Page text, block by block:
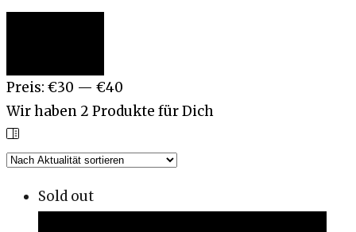
Preis: €30 — €40
Wir haben 2 Produkte für Dich
Sold out